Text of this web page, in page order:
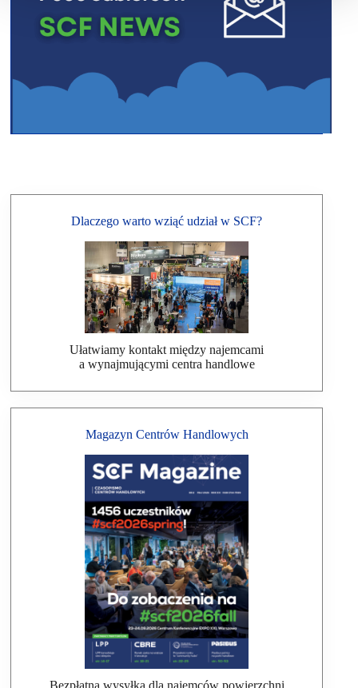
Dlaczego warto wziąć udział w SCF?
Ułatwiamy kontakt między najemcami
a wynajmującymi centra handlowe
Magazyn Centrów Handlowych